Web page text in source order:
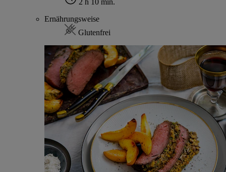
2 h 10 min.
Ernährungsweise
Glutenfrei